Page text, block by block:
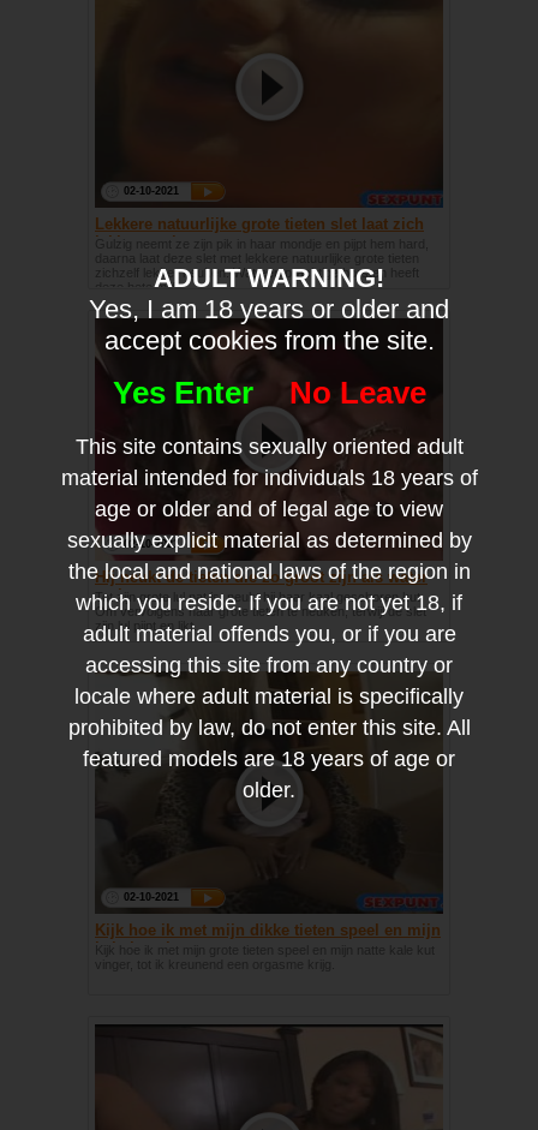
02-10-2021
Lekkere natuurlijke grote tieten slet laat zich
lekker neuken
zichzelf lekker neuken. Wat een prachtige borsten heeft
deze hete milf!
02-10-2021
Hij neukt de tieten die zo groot zijn als water
meloenen
Tot zijn grote lul nat is, neukt hij haar kaal geschoren kut.
Om vervolgens haar grote tieten te neuken, terwijl de slet
zijn lul pijpt en likt.
02-10-2021
Kijk hoe ik met mijn dikke tieten speel en mijn
kale kut vinger
Kijk hoe ik met mijn grote tieten speel en mijn natte kale kut
ADULT WARNING!
Yes, I am 18 years or older and
accept cookies from the site.
Yes Enter No Leave
This site contains sexually oriented adult
material intended for individuals 18 years of
age or older and of legal age to view
sexually explicit material as determined by
the local and national laws of the region in
which you reside. If you are not yet 18, if
adult material offends you, or if you are
accessing this site from any country or
locale where adult material is specifically
prohibited by law, do not enter this site. All
featured models are 18 years of age or
older.